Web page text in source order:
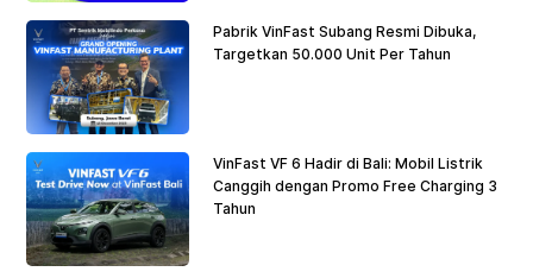
Pabrik VinFast Subang Resmi Dibuka,
Targetkan 50.000 Unit Per Tahun
VinFast VF 6 Hadir di Bali: Mobil Listrik
Canggih dengan Promo Free Charging 3
Tahun